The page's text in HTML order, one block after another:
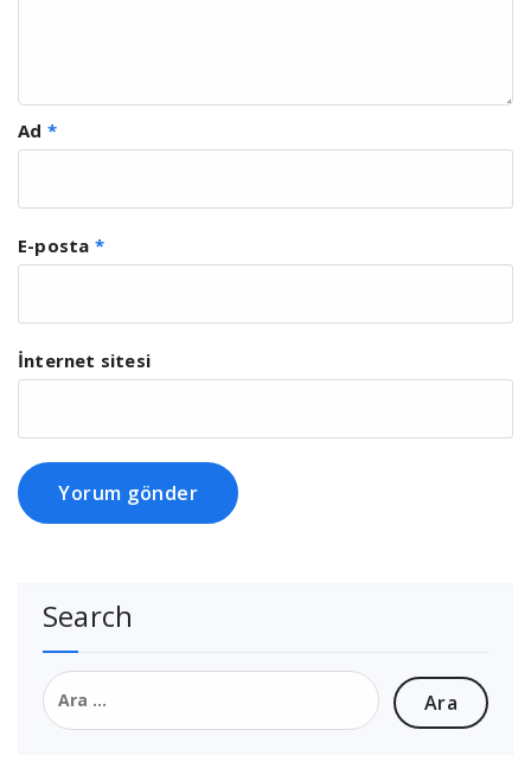
Ad *
E-posta *
İnternet sitesi
Search
Arama: